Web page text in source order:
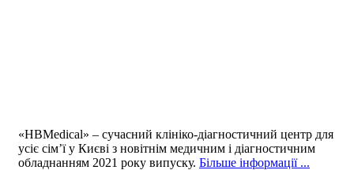
«HBMedical» – сучасний клініко-діагностичний центр для
усіє сім’ї у Києві з новітнім медичним і діагностичним
обладнанням 2021 року випуску. Більше інформації ...